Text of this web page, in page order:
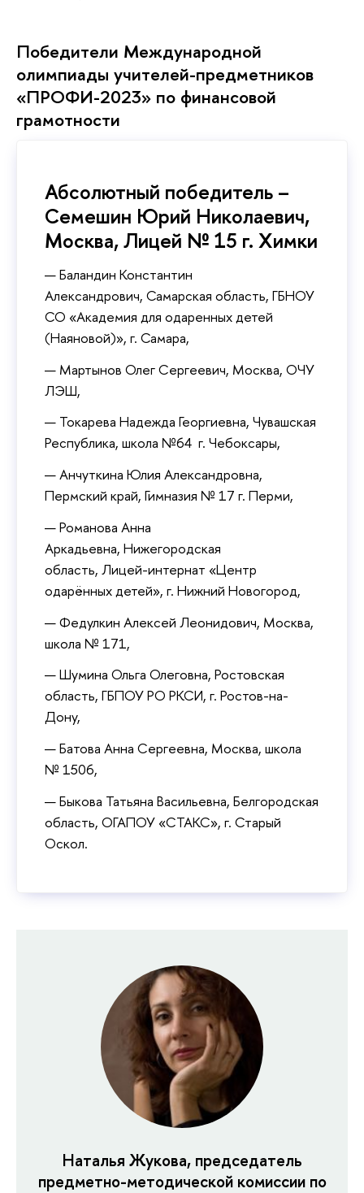
Победители Международной
олимпиады учителей-предметников
«ПРОФИ-2023» по финансовой
грамотности
Абсолютный победитель –
Семешин Юрий Николаевич,
Москва, Лицей № 15 г. Химки
Баландин Константин
Александрович, Самарская область, ГБНОУ
СО «Академия для одаренных детей
(Наяновой)», г. Самара,
Мартынов Олег Сергеевич, Москва, ОЧУ
ЛЭШ,
Токарева Надежда Георгиевна, Чувашская
Республика, школа №64 г. Чебоксары,
Анчуткина Юлия Александровна,
Пермский край, Гимназия № 17 г. Перми,
Романова Анна
Аркадьевна, Нижегородская
область, Лицей-интернат «Центр
одарённых детей», г. Нижний Новогород,
Федулкин Алексей Леонидович, Москва,
школа № 171,
Шумина Ольга Олеговна, Ростовская
область, ГБПОУ РО РКСИ, г. Ростов-на-
Дону,
Батова Анна Сергеевна, Москва, школа
№ 1506,
Быкова Татьяна Васильевна, Белгородская
область, ОГАПОУ «СТАКС», г. Старый
Оскол.
Наталья Жукова, председатель
предметно-методической комиссии по